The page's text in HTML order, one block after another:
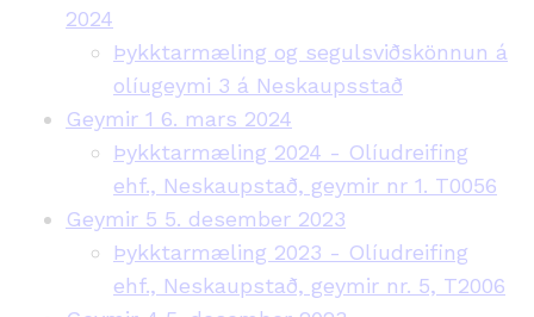
2024
Þykktarmæling og segulsviðskönnun á
olíugeymi 3 á Neskaupsstað
Geymir 1 6. mars 2024
Þykktarmæling 2024 - Olíudreifing
ehf., Neskaupstað, geymir nr 1. T0056
Geymir 5 5. desember 2023
Þykktarmæling 2023 - Olíudreifing
ehf., Neskaupstað, geymir nr. 5, T2006